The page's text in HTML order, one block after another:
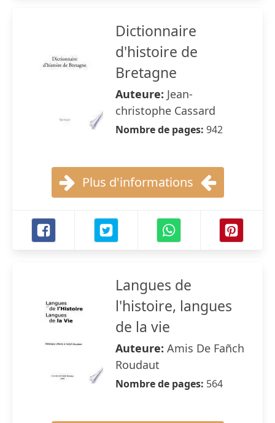
Dictionnaire
d'histoire de
Bretagne
Auteure: Jean-
christophe Cassard
Nombre de pages: 942
Plus d'informations
Langues de
l'histoire, langues
de la vie
Auteure: Amis De Fañch
Roudaut
Nombre de pages: 564